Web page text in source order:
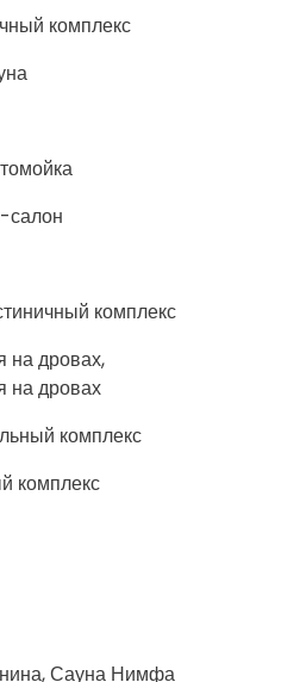
комплекс
салон
комплекс
на дровах,
на дровах
комплекс
комплекс
Сауна Нимфа